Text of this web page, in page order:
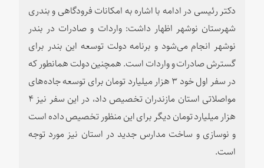
دکتر رئیسی در ادامه با اشاره به امکانات فرودگاهی و بندری
شهرستان نوشهر اظهار داشت: واردات و صادرات در بندر
نوشهر انجام می‌شود و برنامه دولت توسعه این بندر برای
گسترش صادرات و واردات است. همچنین دولت همانطور که
در سفر اول خود ۳ هزار میلیارد تومان برای توسعه جاده‌های
مواصلاتی استان مازندران تخصیص داد، در این سفر نیز ۴
هزار میلیارد تومان دیگر برای این منظور تخصیص داده است
و نوسازی و ساخت مدارس جدید در استان نیز مورد توجه
است.